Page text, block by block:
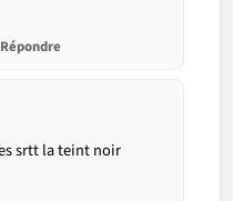
Répondre
srtt la teint noir